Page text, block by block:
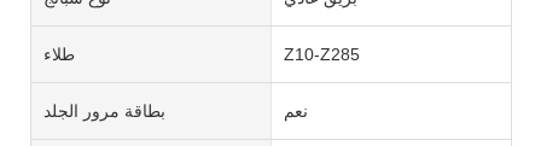
طلاء Z10-Z285
بطاقة مرور الجلد نعم